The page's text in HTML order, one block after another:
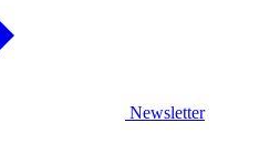
Newsletter